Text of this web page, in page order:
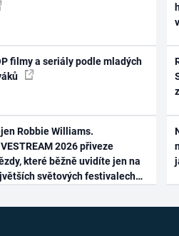
filmy a seriály podle mladých
Robbie Williams.
2026 přiveze
které běžně uvidíte jen na
světových festivalech